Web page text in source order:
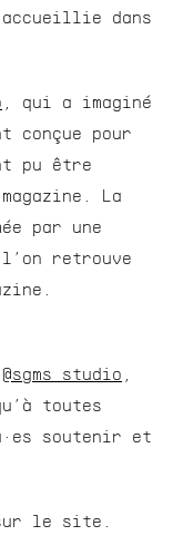
dans
, qui a imaginé
conçue pour
pu être
La
par une
retrouve
@sgms_studio
toutes
soutenir et
sur le site.